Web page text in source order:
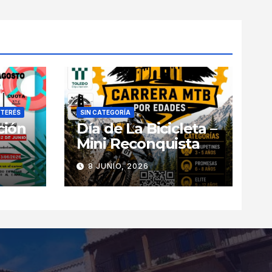
SIN CATEGORÍA
Día de La Bicicleta –
Mini Reconquista
8 JUNIO, 2026